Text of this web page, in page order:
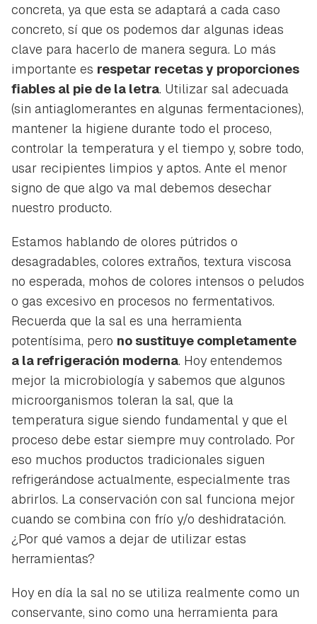
concreta, ya que esta se adaptará a cada caso
concreto, sí que os podemos dar algunas ideas
clave para hacerlo de manera segura. Lo más
importante es respetar recetas y proporciones
fiables al pie de la letra. Utilizar sal adecuada
(sin antiaglomerantes en algunas fermentaciones),
mantener la higiene durante todo el proceso,
controlar la temperatura y el tiempo y, sobre todo,
usar recipientes limpios y aptos. Ante el menor
signo de que algo va mal debemos desechar
nuestro producto.
Estamos hablando de olores pútridos o
desagradables, colores extraños, textura viscosa
no esperada, mohos de colores intensos o peludos
o gas excesivo en procesos no fermentativos.
Recuerda que la sal es una herramienta
potentísima, pero no sustituye completamente
a la refrigeración moderna. Hoy entendemos
mejor la microbiología y sabemos que algunos
microorganismos toleran la sal, que la
temperatura sigue siendo fundamental y que el
proceso debe estar siempre muy controlado. Por
eso muchos productos tradicionales siguen
refrigerándose actualmente, especialmente tras
abrirlos. La conservación con sal funciona mejor
cuando se combina con frío y/o deshidratación.
¿Por qué vamos a dejar de utilizar estas
herramientas?
Hoy en día la sal no se utiliza realmente como un
conservante, sino como una herramienta para